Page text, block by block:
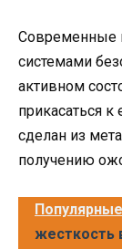
Современные
системами
активном
прикасаться к
сделан из
получению
жесткость